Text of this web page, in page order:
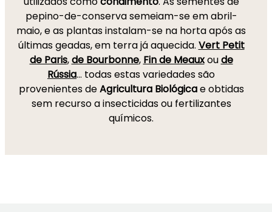
pepino-de-conserva semeiam-se em abril-
maio, e as plantas instalam-se na horta após as
últimas geadas, em terra já aquecida. Vert Petit
de Paris,de Bourbonne, Fin de Meauxoude
Rússia… todas estas variedades são
provenientes deAgricultura Biológicae obtidas
sem recurso a insecticidas ou fertilizantes
químicos.